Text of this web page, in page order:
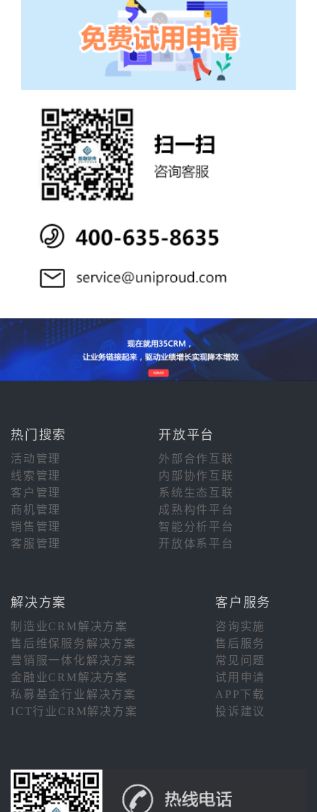
热门搜索 开放平台
活动管理
外部合作互联
线索管理
内部协作互联
客户管理
系统生态互联
商机管理
成熟构件平台
销售管理
智能分析平台
客服管理
开放体系平台
解决方案 客户服务
制造业CRM解决方案
咨询实施
售后维保服务解决方案
售后服务
营销服一体化解决方案
常见问题
金融业CRM解决方案
试用申请
私募基金行业解决方案
APP下载
ICT行业CRM解决方案
投诉建议